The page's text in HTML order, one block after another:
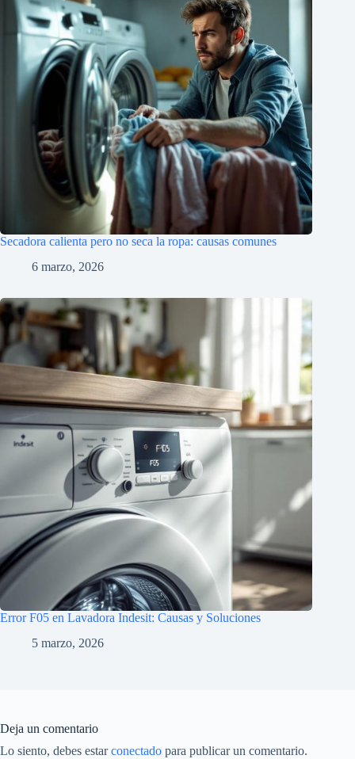
Secadora calienta pero no seca la ropa: causas comunes
6 marzo, 2026
Error F05 en Lavadora Indesit: Causas y Soluciones
5 marzo, 2026
Deja un comentario
Lo siento, debes estarconectado para publicar un comentario.